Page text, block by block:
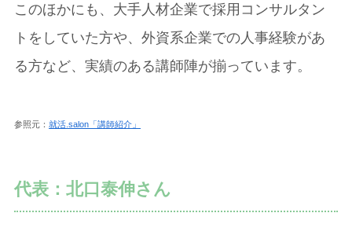
このほかにも、大手人材企業で採用コンサルタン
トをしていた方や、外資系企業での人事経験があ
る方など、実績のある講師陣が揃っています。
参照元： 就活.salon「講師紹介」
代表：北口泰伸さん